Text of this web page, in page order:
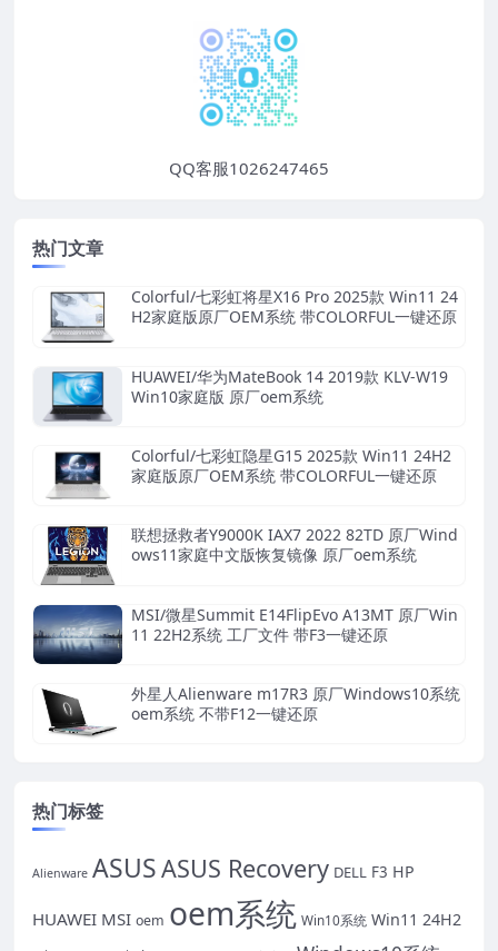
QQ客服1026247465
热门文章
Colorful/七彩虹将星X16 Pro 2025款 Win11 24
H2家庭版原厂OEM系统 带COLORFUL一键还原
HUAWEI/华为MateBook 14 2019款 KLV-W19
Win10家庭版 原厂oem系统
Colorful/七彩虹隐星G15 2025款 Win11 24H2
家庭版原厂OEM系统 带COLORFUL一键还原
联想拯救者Y9000K IAX7 2022 82TD 原厂Wind
ows11家庭中文版恢复镜像 原厂oem系统
MSI/微星Summit E14FlipEvo A13MT 原厂Win
11 22H2系统 工厂文件 带F3一键还原
外星人Alienware m17R3 原厂Windows10系统
oem系统 不带F12一键还原
热门标签
Alienware ASUSASUS Recovery DELL F3 HP
HUAWEI MSI oem oem系统 Win10系统 Win11 24H2